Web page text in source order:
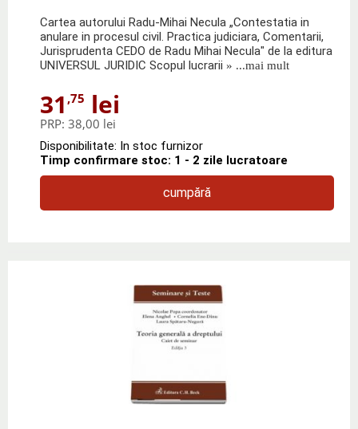
Cartea autorului Radu-Mihai Necula „Contestatia in
anulare in procesul civil. Practica judiciara, Comentarii,
Jurisprudenta CEDO de Radu Mihai Necula" de la editura
UNIVERSUL JURIDIC Scopul lucrarii » ...mai mult
31 ,75 lei
PRP: 38,00 lei
Disponibilitate: In stoc furnizor
Timp confirmare stoc: 1 - 2 zile lucratoare
cumpără